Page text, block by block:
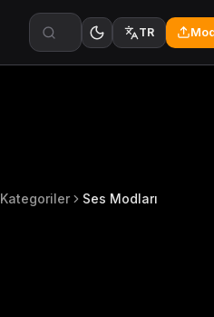
TR
Kategoriler Ses Modları